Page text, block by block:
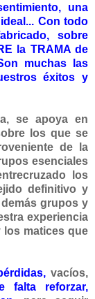
una
Con todo
sobre
la TRAMA de
muchas las
éxitos y
se apoya en
los que se
de la
esenciales
los
definitivo y
grupos y
experiencia
los matices que
, vacíos,
falta reforzar,